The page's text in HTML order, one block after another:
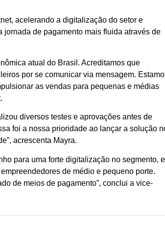
acelerando a digitalização do setor e
de pagamento mais fluida através de
atual do Brasil. Acreditamos que
por se comunicar via mensagem.
as vendas para pequenas e médias
diversos testes e aprovações antes de
foi a nossa prioridade ao lançar a solução
acrescenta Mayra.
para uma forte digitalização no segmento, e
de médio e pequeno porte.
de meios de pagamento”, conclui a vice-